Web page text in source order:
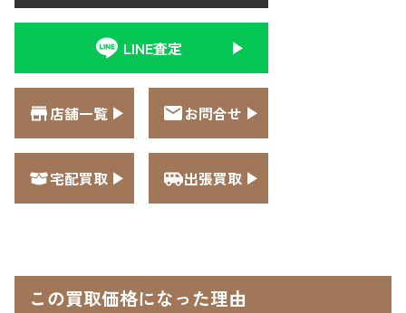
LINE査定
店舗一覧 お問合せ
宅配買取 出張買取
この買取価格になった理由